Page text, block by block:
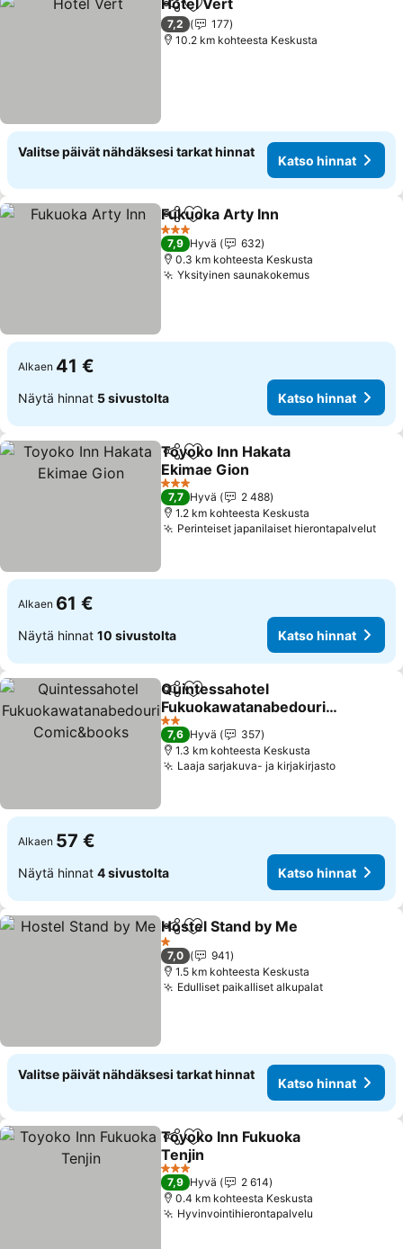
Jaa Lisää suosikkeihin
Hotel Vert
7,2
177
10.2 km kohteesta Keskusta
Valitse päivät nähdäksesi tarkat hinnat
Katso hinnat
Jaa Lisää suosikkeihin
Fukuoka Arty Inn
3 Tähtiluokitus
7,9 Hyvä
632
0.3 km kohteesta Keskusta
Yksityinen saunakokemus
Alkaen 41 €
Näytä hinnat 5 sivustolta Katso hinnat
Jaa Lisää suosikkeihin
Toyoko Inn Hakata
Ekimae Gion
3 Tähtiluokitus
7,7 Hyvä
2 488
1.2 km kohteesta Keskusta
Perinteiset japanilaiset hierontapalvelut
Alkaen 61 €
Näytä hinnat 10 sivustolta Katso hinnat
Jaa Lisää suosikkeihin
Quintessahotel
Fukuokawatanabedouri
Comic&books
2 Tähtiluokitus
7,6 Hyvä
357
1.3 km kohteesta Keskusta
Laaja sarjakuva- ja kirjakirjasto
Alkaen 57 €
Näytä hinnat 4 sivustolta Katso hinnat
Jaa Lisää suosikkeihin
Hostel Stand by Me
1 Tähtiluokitus
7,0
941
1.5 km kohteesta Keskusta
Edulliset paikalliset alkupalat
Valitse päivät nähdäksesi tarkat hinnat
Katso hinnat
Jaa Lisää suosikkeihin
Toyoko Inn Fukuoka
Tenjin
3 Tähtiluokitus
7,9 Hyvä
2 614
0.4 km kohteesta Keskusta
Hyvinvointihierontapalvelu